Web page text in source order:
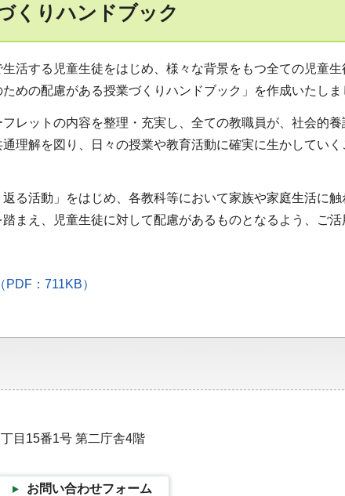
くりハンドブック
活する児童生徒をはじめ、様々な背景をもつ全ての児童
めの配慮がある授業づくりハンドブック」を作成いたしま
レットの内容を整理・充実し、全ての教職員が、社会的
理解を図り、日々の授業や教育活動に確実に生かしてい
る活動」をはじめ、各教科等において家族や家庭生活に
まえ、児童生徒に対して配慮があるものとなるよう、ご活
：711KB）
目15番1号 第二庁舎4階
お問い合わせフォーム